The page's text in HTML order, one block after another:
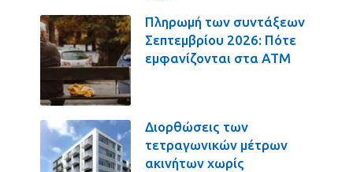
Πληρωμή των συντάξεων
Σεπτεμβρίου 2026: Πότε
εμφανίζονται στα ΑΤΜ
Διορθώσεις των
τετραγωνικών μέτρων
ακινήτων χωρίς